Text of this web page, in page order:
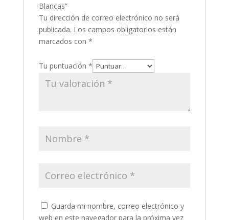
Blancas”
Tu dirección de correo electrónico no será
publicada. Los campos obligatorios están
marcados con *
Tu puntuación *
Guarda mi nombre, correo electrónico y
web en este navegador para la próxima vez